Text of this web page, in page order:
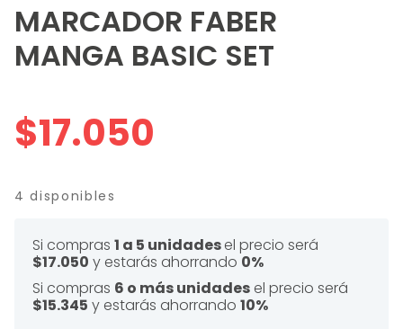
MARCADOR FABER
MANGA BASIC SET
$17.050
4 disponibles
Si compras 1 a 5 unidadesel precio será
$17.050 y estarás ahorrando 0%
Si compras 6 o más unidades el precio será
$15.345 y estarás ahorrando 10%